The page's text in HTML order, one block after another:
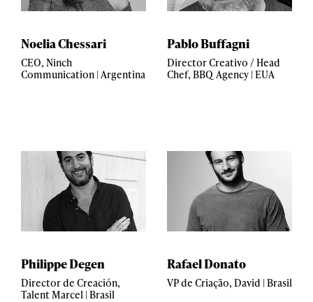
Noelia Chessari
CEO, Ninch
Communication | Argentina
Pablo Buffagni
Director Creativo / Head
Chef, BBQ Agency | EUA
Philippe Degen
Director de Creación,
Talent Marcel | Brasil
Rafael Donato
VP de Criação, David | Brasil